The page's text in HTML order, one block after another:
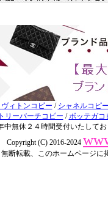
ヴィトンコピー / シャネルコピ
トリーバーチコピー /ボッテガコ
中無休２４時間受付いたして
Copyright (C) 2016-2024
断転載、このホームページ